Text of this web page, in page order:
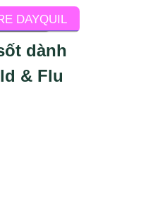
DAYQUIL
dành
& Flu